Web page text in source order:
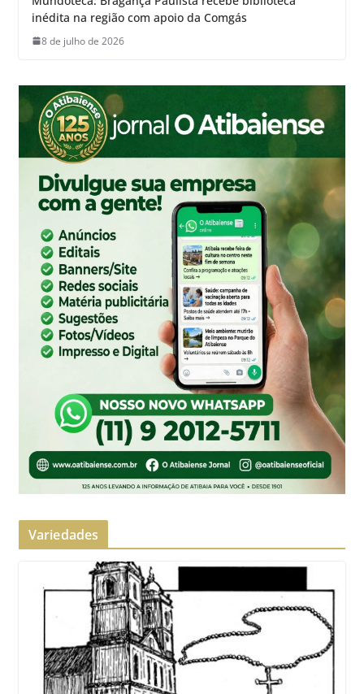
inédita na região com apoio da Comgás
8 de julho de 2026
Variedades